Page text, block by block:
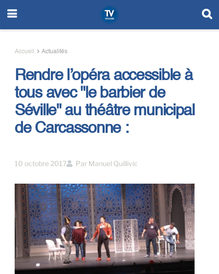
Accueil Actualités
Rendre l’opéra accessible à
tous avec "le barbier de
Séville" au théâtre municipal
de Carcassonne :
10 octobre 2017 Par Manuel Quillivic